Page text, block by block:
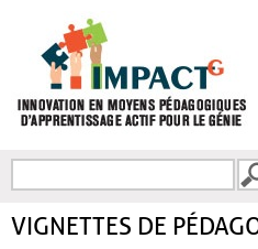
FORMULAIRE DE
VIGNETTES DE